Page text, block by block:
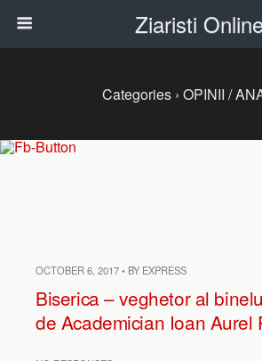
Ziaristi
Categories › OPINII /
OCTOBER 6, 2017 • BY EXPRESS
Biserica – veghetor al
de Academician Ioan Aurel